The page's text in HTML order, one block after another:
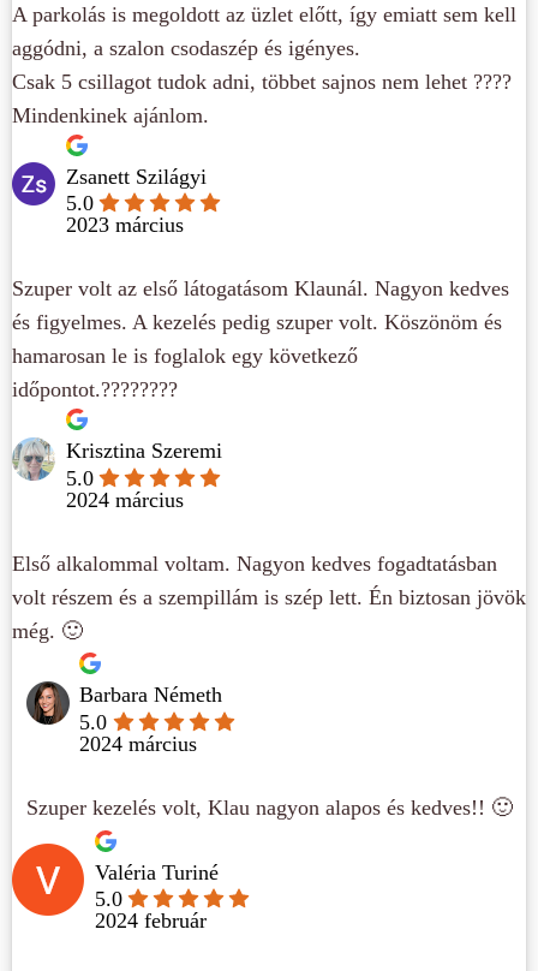
A parkolás is megoldott az üzlet előtt, így emiatt sem kell
aggódni, a szalon csodaszép és igényes.
Csak 5 csillagot tudok adni, többet sajnos nem lehet ????
Mindenkinek ajánlom.
Zsanett Szilágyi
5.0
2023 március
Szuper volt az első látogatásom Klaunál. Nagyon kedves
és figyelmes. A kezelés pedig szuper volt. Köszönöm és
hamarosan le is foglalok egy következő
időpontot.????????
Krisztina Szeremi
5.0
2024 március
Első alkalommal voltam. Nagyon kedves fogadtatásban
volt részem és a szempillám is szép lett. Én biztosan jövök
még. 🙂
Barbara Németh
5.0
2024 március
Szuper kezelés volt, Klau nagyon alapos és kedves!! 🙂
Valéria Turiné
5.0
2024 február